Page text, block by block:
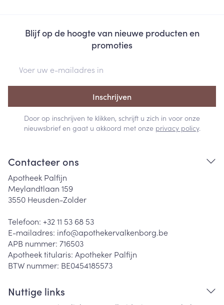
Blijf op de hoogte van nieuwe producten en
promoties
Inschrijven
Door op inschrijven te klikken, schrijft u zich in voor onze
nieuwsbrief en gaat u akkoord met onze privacy policy.
Contacteer ons
Apotheek Palfijn
Meylandtlaan 159
3550 Heusden-Zolder
Telefoon: +32 11 53 68 53
E-mailadres: info@apothekervalkenborg.be
APB nummer: 716503
Apotheek titularis: Apotheker Palfijn
BTW nummer: BE0454185573
Nuttige links